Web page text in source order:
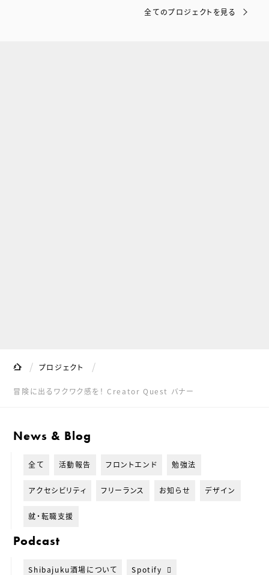
全てのプロジェクトを見る
サイト内の現在地
Shibajukuプロジェクト
冒険に出るワクワク感を！ Creator Quest バナー
News & Blog
全て 活動報告 フロントエンド 勉強法
アクセシビリティ フリーランス お知らせ デザイン
就・転職支援
Podcast
Shibajuku酒場について Spotify